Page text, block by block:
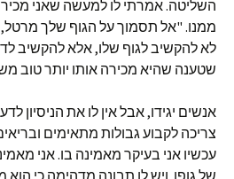
השליטה. אמרתי לו למעשה שאני
ממנו. "אל תסמוך על הגוף שלך מרטל,
לא להקשיב לגוף שלו, אלא להקשיב
שטענה שהיא מכירה אותו יותר טוב
אנשים יגידו, אבל אין לו את הניסיון
צריכה לקבוע גבולות מתאימים
עכשיו אני בעיקר מאמינה בו. אני
של גופו. ויש לו תבונה מדהימה כי הוא